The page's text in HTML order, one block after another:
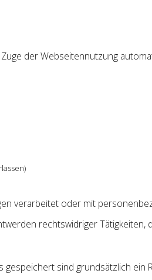
der Webseitennutzung
verarbeitet oder mit
rechtswidriger
sind grundsätzlich ein